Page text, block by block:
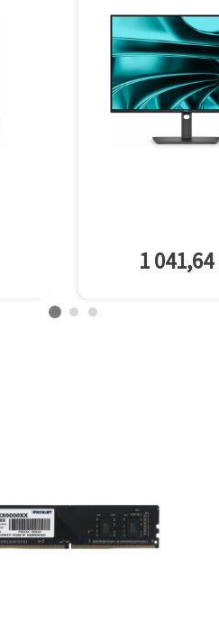
1 041,64